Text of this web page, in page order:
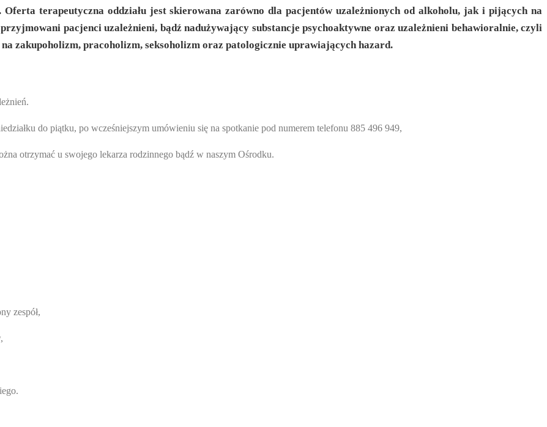
terapeutyczna oddziału jest skierowana zarówno dla pacjentów uzależnionych od alkoholu, jak i pijących na
pacjenci uzależnieni, bądź nadużywający substancje psychoaktywne oraz uzależnieni behawioralnie, czyli
zakupoholizm, pracoholizm, seksoholizm oraz patologicznie uprawiających hazard.
do piątku, po wcześniejszym umówieniu się na spotkanie pod numerem telefonu 885 496 949,
otrzymać u swojego lekarza rodzinnego bądź w naszym Ośrodku.
zespół,